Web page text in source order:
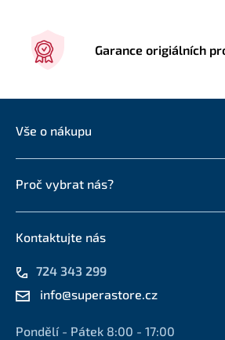
Garance origiálních
Vše o nákupu
Proč vybrat nás?
Kontaktujte nás
724 343 299
info@superastore.cz
Pondělí - Pátek 8:00 - 17:00